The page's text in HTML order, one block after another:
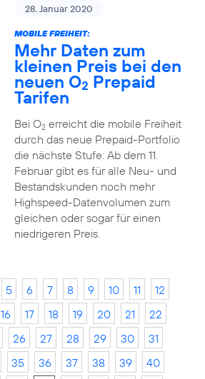
28. Januar 2020
MOBILE FREIHEIT:
Mehr Daten zum
kleinen Preis bei den
neuen O2 Prepaid
Tarifen
Bei O2erreicht die mobile Freiheit
durch das neue Prepaid-Portfolio
die nächste Stufe: Ab dem 11.
Februar gibt es für alle Neu- und
Bestandskunden noch mehr
Highspeed-Datenvolumen zum
gleichen oder sogar für einen
niedrigeren Preis.
5 6 7 8 9 10 11
12
16 17 18 19 20 21
22
26 27 28 29 30
31
35 36 37 38 39
40